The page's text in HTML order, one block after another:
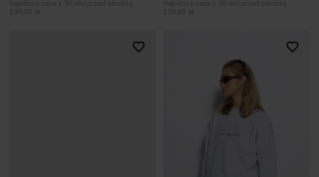
Najniższa cena z 30 dni przed obniżką
139,00 zł
Najniższa cena z 30 dni przed obniżką
139,00 zł